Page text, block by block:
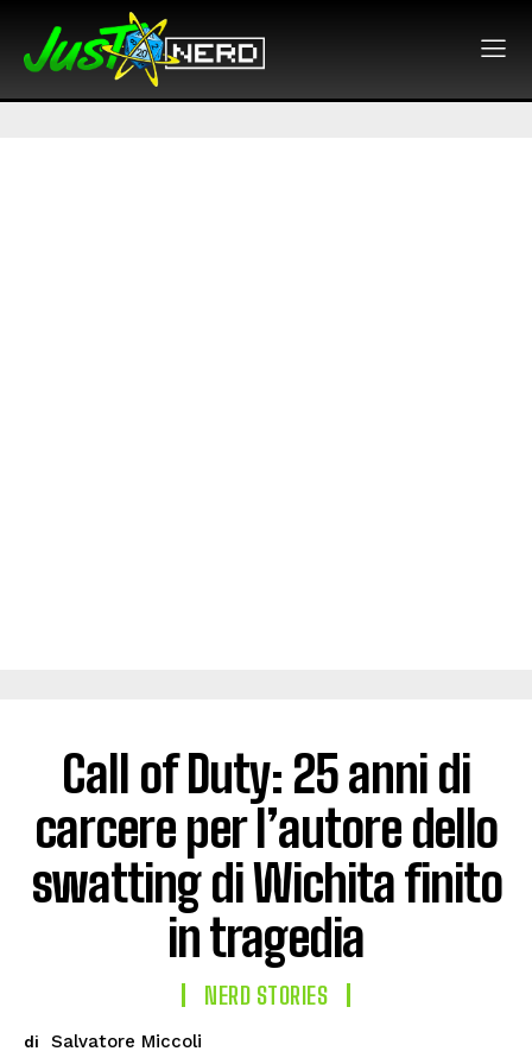
Call of Duty: 25 anni di
carcere per l’autore dello
swatting di Wichita finito
in tragedia
NERD STORIES
di Salvatore Miccoli